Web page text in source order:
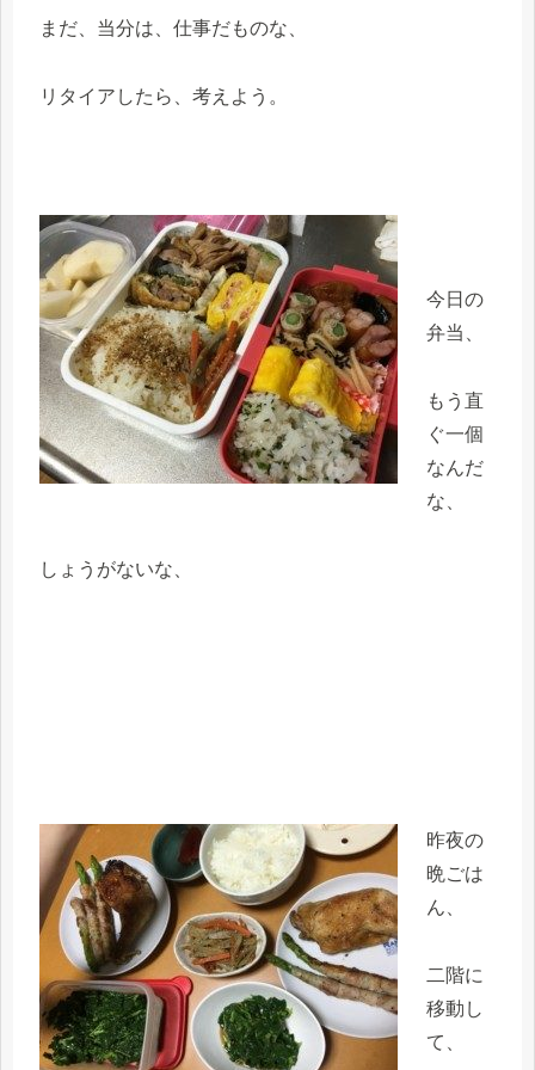
まだ、当分は、仕事だものな、
リタイアしたら、考えよう。
今日の
弁当、
もう直
ぐ一個
なんだ
な、
しょうがないな、
昨夜の
晩ごは
ん、
二階に
移動し
て、